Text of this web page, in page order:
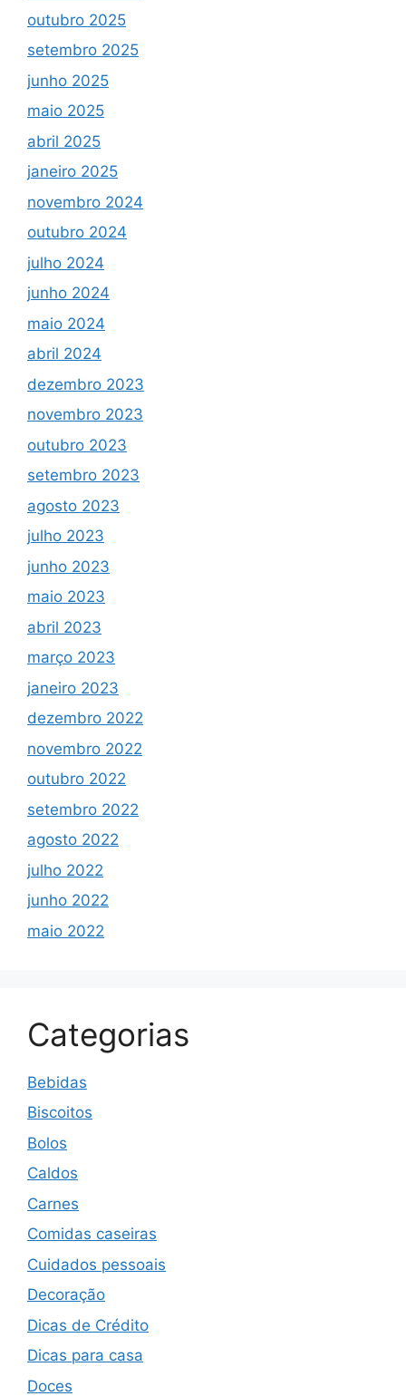
outubro 2025
setembro 2025
junho 2025
maio 2025
abril 2025
janeiro 2025
novembro 2024
outubro 2024
julho 2024
junho 2024
maio 2024
abril 2024
dezembro 2023
novembro 2023
outubro 2023
setembro 2023
agosto 2023
julho 2023
junho 2023
maio 2023
abril 2023
março 2023
janeiro 2023
dezembro 2022
novembro 2022
outubro 2022
setembro 2022
agosto 2022
julho 2022
junho 2022
maio 2022
Categorias
Bebidas
Biscoitos
Bolos
Caldos
Carnes
Comidas caseiras
Cuidados pessoais
Decoração
Dicas de Crédito
Dicas para casa
Doces